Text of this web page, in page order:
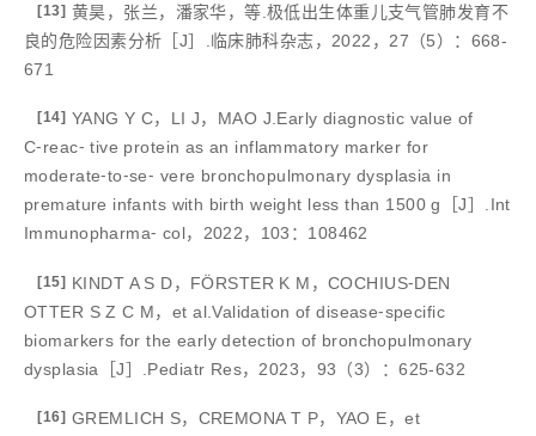
[13] 黄昊，张兰，潘家华，等.极低出生体重儿支气管肺发育不
良的危险因素分析［J］.临床肺科杂志，2022，27（5）：668-
671
[14] YANG Y C，LI J，MAO J.Early diagnostic value of
C⁃reac⁃ tive protein as an inflammatory marker for
moderate⁃to⁃se⁃ vere bronchopulmonary dysplasia in
premature infants with birth weight less than 1500 g［J］.Int
Immunopharma⁃ col，2022，103：108462
[15] KINDT A S D，FÖRSTER K M，COCHIUS⁃DEN
OTTER S Z C M，et al.Validation of disease⁃specific
biomarkers for the early detection of bronchopulmonary
dysplasia［J］.Pediatr Res，2023，93（3）：625-632
[16] GREMLICH S，CREMONA T P，YAO E，et